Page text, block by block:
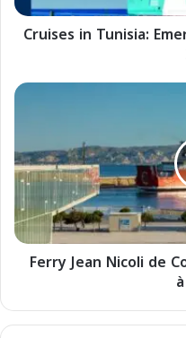
n
i
a
:
E
m
e
r
c
Cruises in Tunisia:
F
r
y
J
e
a
n
o
Ferry Jean Nicoli de